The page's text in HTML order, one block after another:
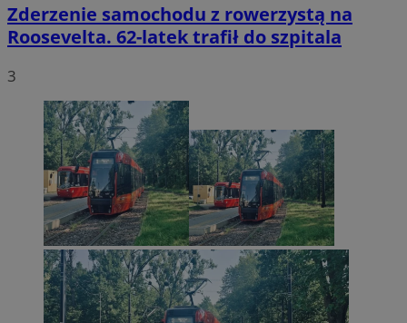
Zderzenie samochodu z rowerzystą na
Roosevelta. 62-latek trafił do szpitala
3